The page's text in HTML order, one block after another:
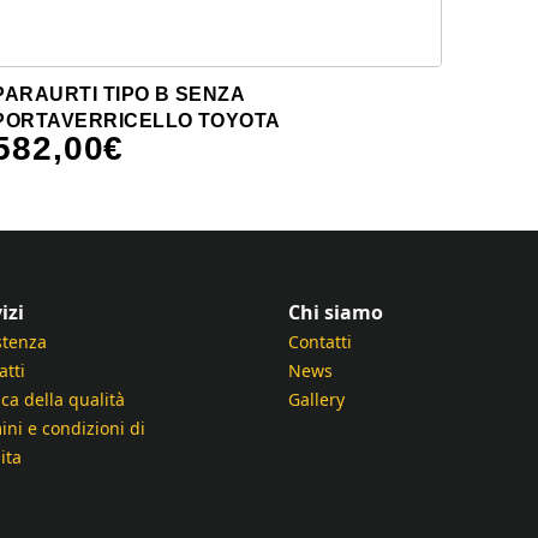
TIPO B SENZA
TOYOTA
€
della qualità
e condizioni di
Chi siamo
Contatti
News
Gallery